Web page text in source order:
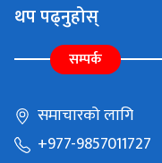
थप पढ्नुहोस्
सम्पर्क
समाचारको लागि
+977-9857011727